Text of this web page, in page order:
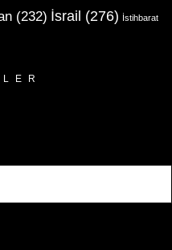
(232) İsrail (276) İstihbarat